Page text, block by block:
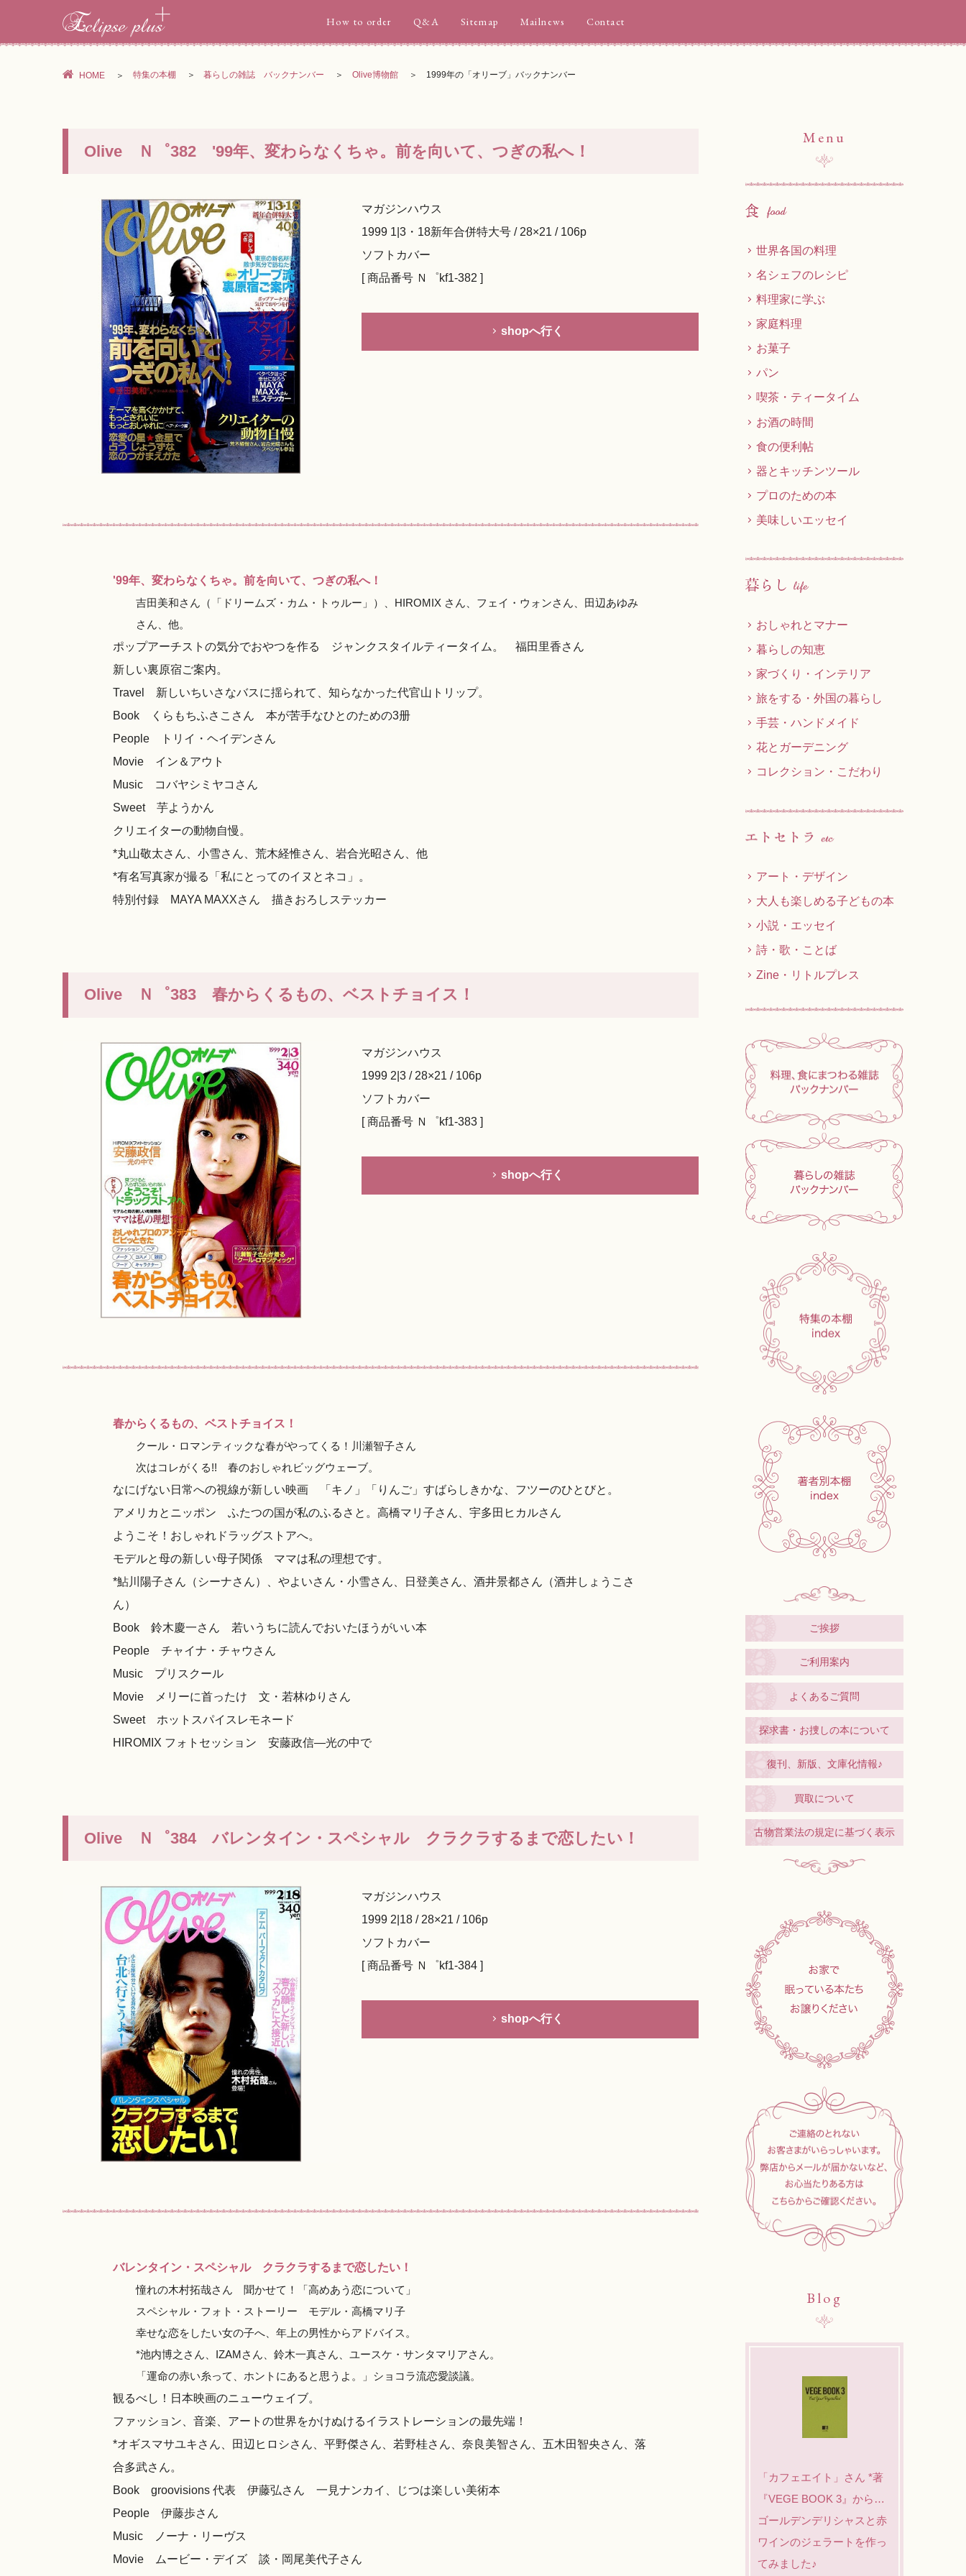
How to order Q&A Sitemap Mailnews Contact
HOME 特集の本棚 暮らしの雑誌 バックナンバー Olive博物館 1999年の「オリーブ」バックナンバー
Olive Ｎ゜382 '99年、変わらなくちゃ。前を向いて、つぎの私へ！
マガジンハウス
1999 1|3・18新年合併特大号 / 28×21 / 106p
ソフトカバー
[ 商品番号 Ｎ゜kf1-382 ]
shopへ行く
'99年、変わらなくちゃ。前を向いて、つぎの私へ！
吉田美和さん（「ドリームズ・カム・トゥルー」）、HIROMIX さん、フェイ・ウォンさん、田辺あゆみ
さん、他。
ポップアーチストの気分でおやつを作る ジャンクスタイルティータイム。 福田里香さん
新しい裏原宿ご案内。
Travel 新しいちいさなバスに揺られて、知らなかった代官山トリップ。
Book くらもちふさこさん 本が苦手なひとのための3册
People トリイ・ヘイデンさん
Movie イン＆アウト
Music コバヤシミヤコさん
Sweet 芋ようかん
クリエイターの動物自慢。
*丸山敬太さん、小雪さん、荒木経惟さん、岩合光昭さん、他
*有名写真家が撮る「私にとってのイヌとネコ」。
特別付録 MAYA MAXXさん 描きおろしステッカー
Olive Ｎ゜383 春からくるもの、ベストチョイス！
マガジンハウス
1999 2|3 / 28×21 / 106p
ソフトカバー
[ 商品番号 Ｎ゜kf1-383 ]
shopへ行く
春からくるもの、ベストチョイス！
クール・ロマンティックな春がやってくる！川瀬智子さん
次はコレがくる!! 春のおしゃれビッグウェーブ。
なにげない日常への視線が新しい映画 「キノ」「りんご」すばらしきかな、フツーのひとびと。
アメリカとニッポン ふたつの国が私のふるさと。高橋マリ子さん、宇多田ヒカルさん
ようこそ！おしゃれドラッグストアへ。
モデルと母の新しい母子関係 ママは私の理想です。
*鮎川陽子さん（シーナさん）、やよいさん・小雪さん、日登美さん、酒井景都さん（酒井しょうこさ
ん）
Book 鈴木慶一さん 若いうちに読んでおいたほうがいい本
People チャイナ・チャウさん
Music プリスクール
Movie メリーに首ったけ 文・若林ゆりさん
Sweet ホットスパイスレモネード
HIROMIX フォトセッション 安藤政信―光の中で
Olive Ｎ゜384 バレンタイン・スペシャル クラクラするまで恋したい！
マガジンハウス
1999 2|18 / 28×21 / 106p
ソフトカバー
[ 商品番号 Ｎ゜kf1-384 ]
shopへ行く
バレンタイン・スペシャル クラクラするまで恋したい！
憧れの木村拓哉さん 聞かせて！「高めあう恋について」
スペシャル・フォト・ストーリー モデル・高橋マリ子
幸せな恋をしたい女の子へ、年上の男性からアドバイス。
*池内博之さん、IZAMさん、鈴木一真さん、ユースケ・サンタマリアさん。
「運命の赤い糸って、ホントにあると思うよ。」ショコラ流恋愛談議。
観るべし！日本映画のニューウェイブ。
ファッション、音楽、アートの世界をかけぬけるイラストレーションの最先端！
*オギスマサユキさん、田辺ヒロシさん、平野傑さん、若野桂さん、奈良美智さん、五木田智央さん、落
合多武さん。
Book groovisions 代表 伊藤弘さん 一見ナンカイ、じつは楽しい美術本
People 伊藤歩さん
Music ノーナ・リーヴス
Movie ムービー・デイズ 談・岡尾美代子さん
Menu
世界各国の料理
名シェフのレシピ
料理家に学ぶ
家庭料理
お菓子
パン
喫茶・ティータイム
お酒の時間
食の便利帖
器とキッチンツール
プロのための本
美味しいエッセイ
おしゃれとマナー
暮らしの知恵
家づくり・インテリア
旅をする・外国の暮らし
手芸・ハンドメイド
花とガーデニング
コレクション・こだわり
アート・デザイン
大人も楽しめる子どもの本
小説・エッセイ
詩・歌・ことば
Zine・リトルプレス
ご挨拶
ご利用案内
よくあるご質問
探求書・お捜しの本について
復刊、新版、文庫化情報♪
買取について
古物営業法の規定に基づく表示
Blog
「カフェエイト」さん *著
『VEGE BOOK 3』から…
ゴールデンデリシャスと赤
ワインのジェラートを作っ
てみました♪